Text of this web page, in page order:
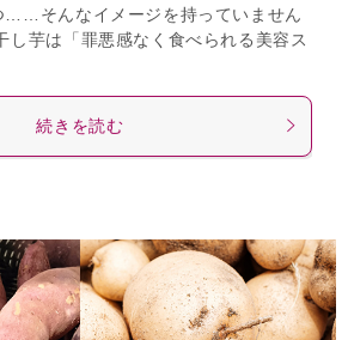
……そんなイメージを持っていません
し芋は「罪悪感なく食べられる美容ス
続きを読む